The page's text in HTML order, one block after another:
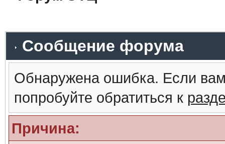
Сообщение форума
Обнаружена ошибка. Если
попробуйте обратиться к
Причина: